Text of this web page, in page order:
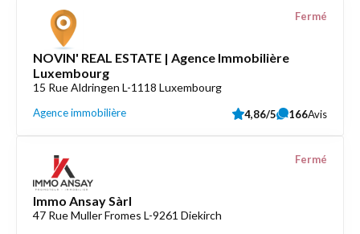
NOVIN' REAL ESTATE | Agence Immobilière
Luxembourg
15 Rue Aldringen L-1118 Luxembourg
Agence immobilière
Fermé
4,86/5 166Avis
Immo Ansay Sàrl
47 Rue Muller Fromes L-9261 Diekirch
Fermé